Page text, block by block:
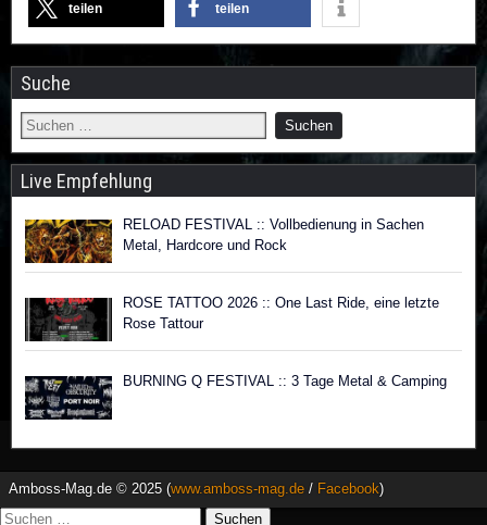
teilen teilen
Suche
Live Empfehlung
RELOAD FESTIVAL :: Vollbedienung in Sachen
Metal, Hardcore und Rock
ROSE TATTOO 2026 :: One Last Ride, eine letzte
Rose Tattour
BURNING Q FESTIVAL :: 3 Tage Metal & Camping
Amboss-Mag.de © 2025 (www.amboss-mag.de / Facebook)